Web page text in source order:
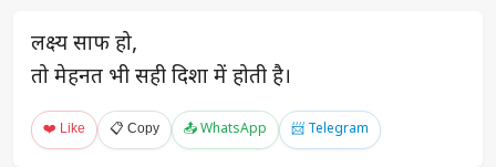
लक्ष्य साफ हो,
तो मेहनत भी सही दिशा में होती है।
❤️ Like 📋 Copy 📤 WhatsApp 📨 Telegram